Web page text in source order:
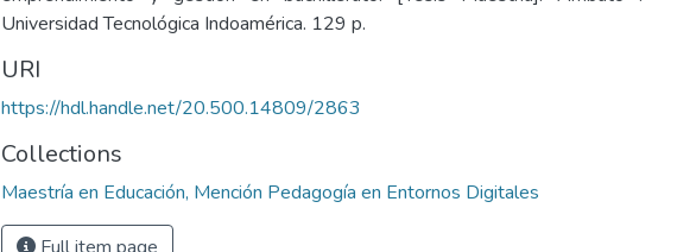
Universidad Tecnológica Indoamérica. 129 p.
URI
https://hdl.handle.net/20.500.14809/2863
Collections
Maestría en Educación, Mención Pedagogía en Entornos Digitales